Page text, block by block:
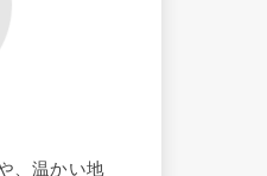
、温かい地